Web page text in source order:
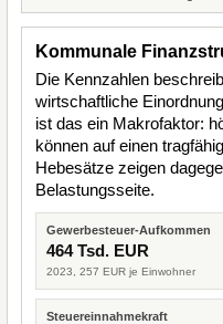
Kommunale
Die Kennzahlen
wirtschaftliche
ist das ein Makrofaktor:
können auf einen
Hebesätze zeigen
Belastungsseite.
Gewerbesteuer-Aufkommen
464 Tsd. EUR
2023, 257 EUR je Einwohner
Steuereinnahmekraft